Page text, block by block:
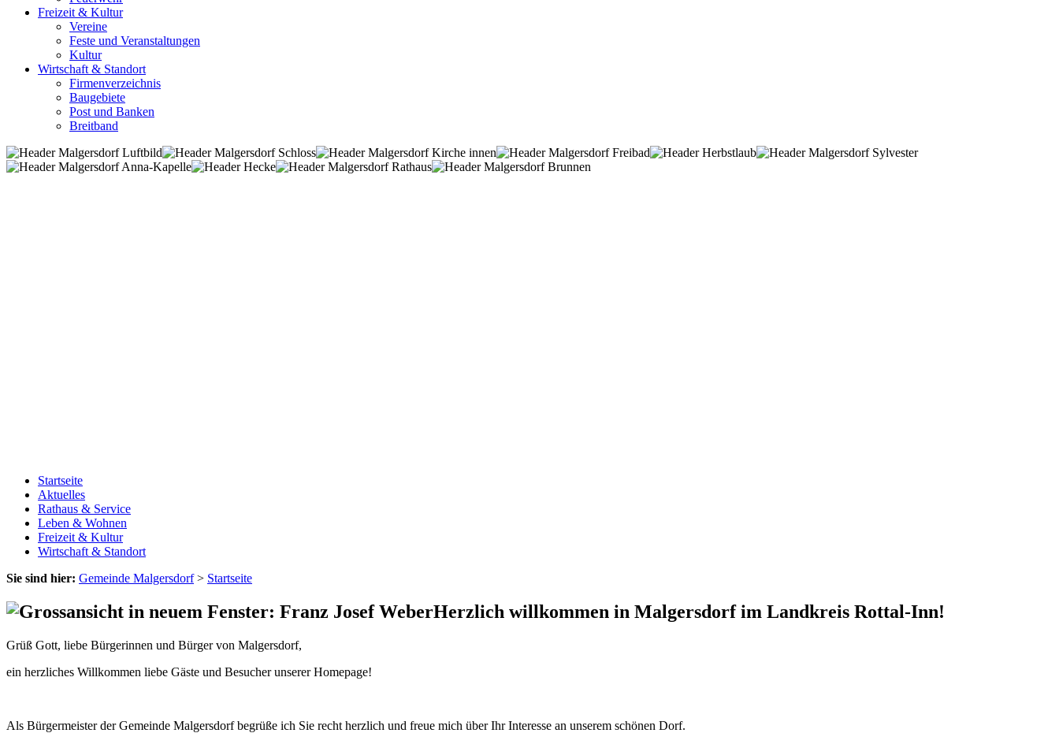
Freizeit & Kultur
Vereine
Feste und Veranstaltungen
Kultur
Wirtschaft & Standort
Firmenverzeichnis
Baugebiete
Post und Banken
Breitband
Startseite
Aktuelles
Rathaus & Service
Leben & Wohnen
Freizeit & Kultur
Wirtschaft & Standort
Sie sind hier: Gemeinde Malgersdorf> Startseite
Herzlich willkommen in Malgersdorf im Landkreis Rottal-Inn!
Grüß Gott, liebe Bürgerinnen und Bürger von Malgersdorf,
ein herzliches Willkommen liebe Gäste und Besucher unserer Homepage!
Als Bürgermeister der Gemeinde Malgersdorf begrüße ich Sie recht herzlich und freue mich über Ihr Interesse an unserem schönen Dorf.